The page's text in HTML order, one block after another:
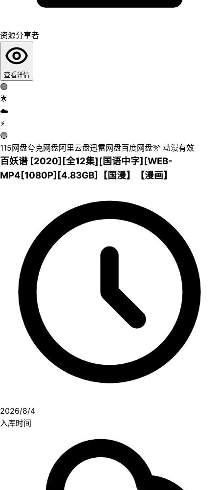
资源分享者
查看详情
🟢
🌟
☁️
⚡
🔵
115网盘夸克网盘阿里云盘迅雷网盘百度网盘🎌 动漫有效
百妖谱 [2020][全12集][国语中字][WEB-
MP4[1080P][4.83GB]【国漫】【漫画】
2026/8/4
入库时间